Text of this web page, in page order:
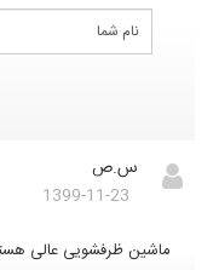
س.ص
1399-11-23
ماشین ظرفشویی عالی